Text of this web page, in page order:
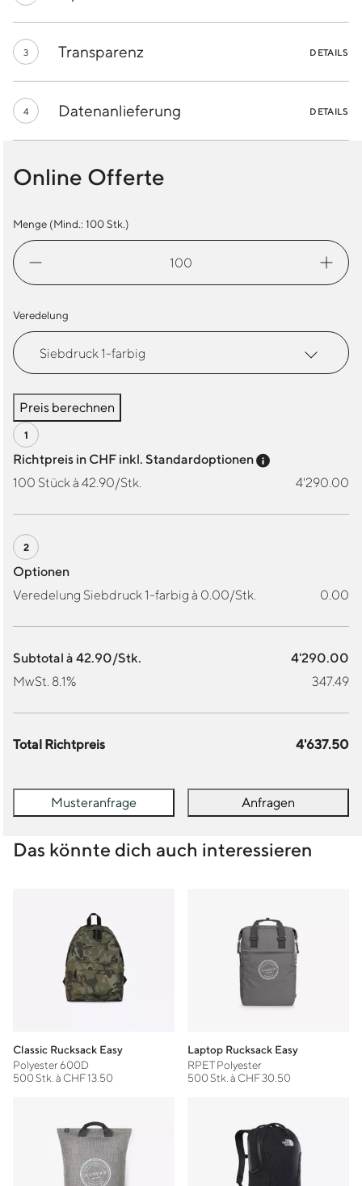
3 Transparenz DETAILS
4 Datenanlieferung DETAILS
Online Offerte
Menge (Mind.: 100Stk.)
Wander
Rucksack
Menge
Veredelung
Preis berechnen
Richtpreis in CHF inkl. Standardoptionen
Preis-Tooltip
100 Stück à 42.90/Stk.
4'290.00
Optionen
Veredelung Siebdruck 1-farbig à 0.00/Stk.
0.00
Subtotal à 42.90/Stk.
4'290.00
MwSt. 8.1%
347.49
Total Richtpreis 4'637.50
Musteranfrage Anfragen
Das könnte dich auch interessieren
Classic Rucksack Easy
Polyester 600D
500 Stk. à CHF 13.50
Laptop Rucksack Easy
RPET Polyester
500 Stk. à CHF 30.50